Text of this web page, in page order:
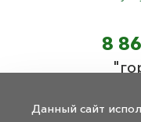
8
8
Данный сайт